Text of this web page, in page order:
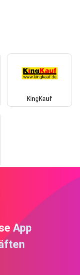
KingKauf
App